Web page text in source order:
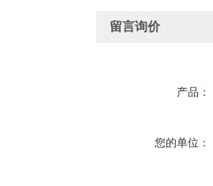
留言询价
产品：
您的单位：